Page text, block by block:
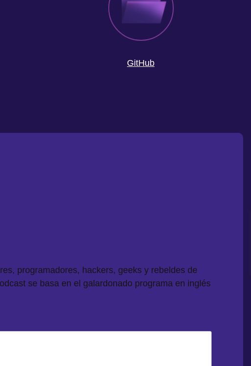
GitHub
programadores, hackers, geeks y rebeldes de
se basa en el galardonado programa en inglés